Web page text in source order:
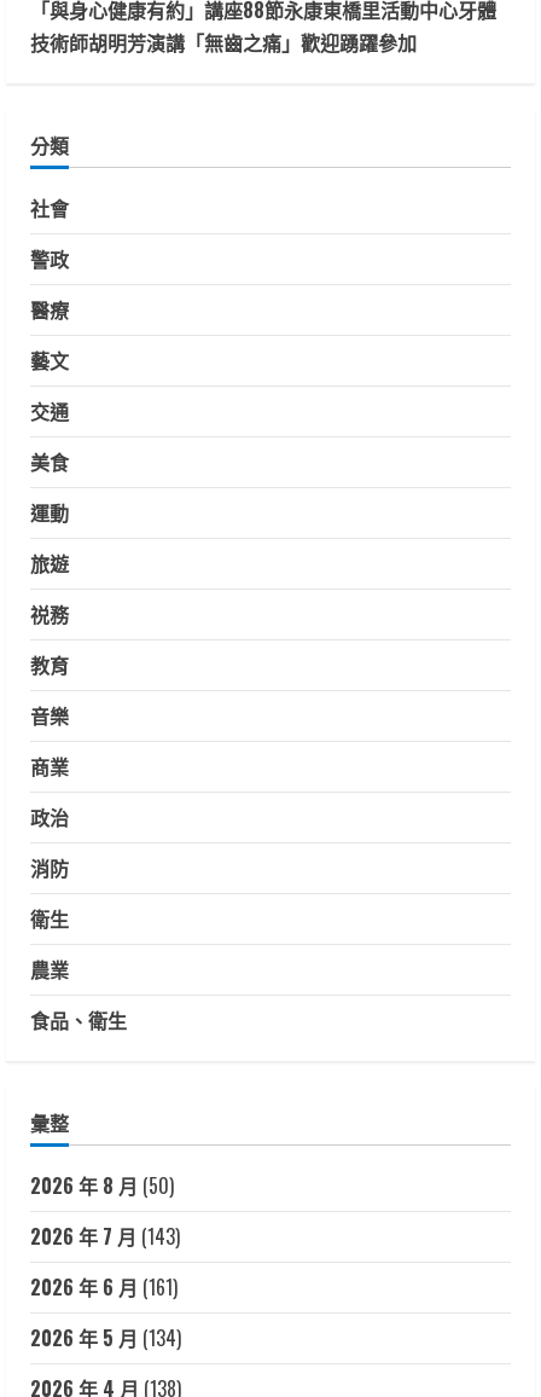
「與身心健康有約」講座88節永康東橋里活動中心牙體
技術師胡明芳演講「無齒之痛」歡迎踴躍參加
分類
社會
警政
醫療
藝文
交通
美食
運動
旅遊
祱務
教育
音樂
商業
政治
消防
衛生
農業
食品、衛生
彙整
2026 年 8 月 (50)
2026 年 7 月 (143)
2026 年 6 月 (161)
2026 年 5 月 (134)
2026 年 4 月 (138)